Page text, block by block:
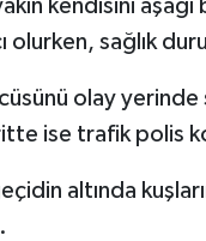
kendisini
olurken, sağlık
olay
ise trafik polis
altında